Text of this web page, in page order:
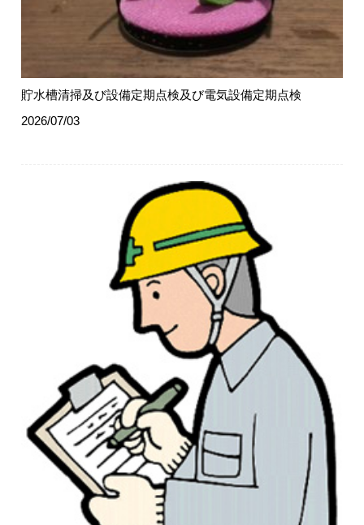
貯水槽清掃及び設備定期点検及び電気設備定期点検
2026/07/03